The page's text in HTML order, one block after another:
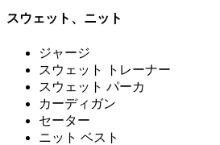
スウェット、ニット
ジャージ
スウェット トレーナー
スウェット パーカ
カーディガン
セーター
ニット ベスト